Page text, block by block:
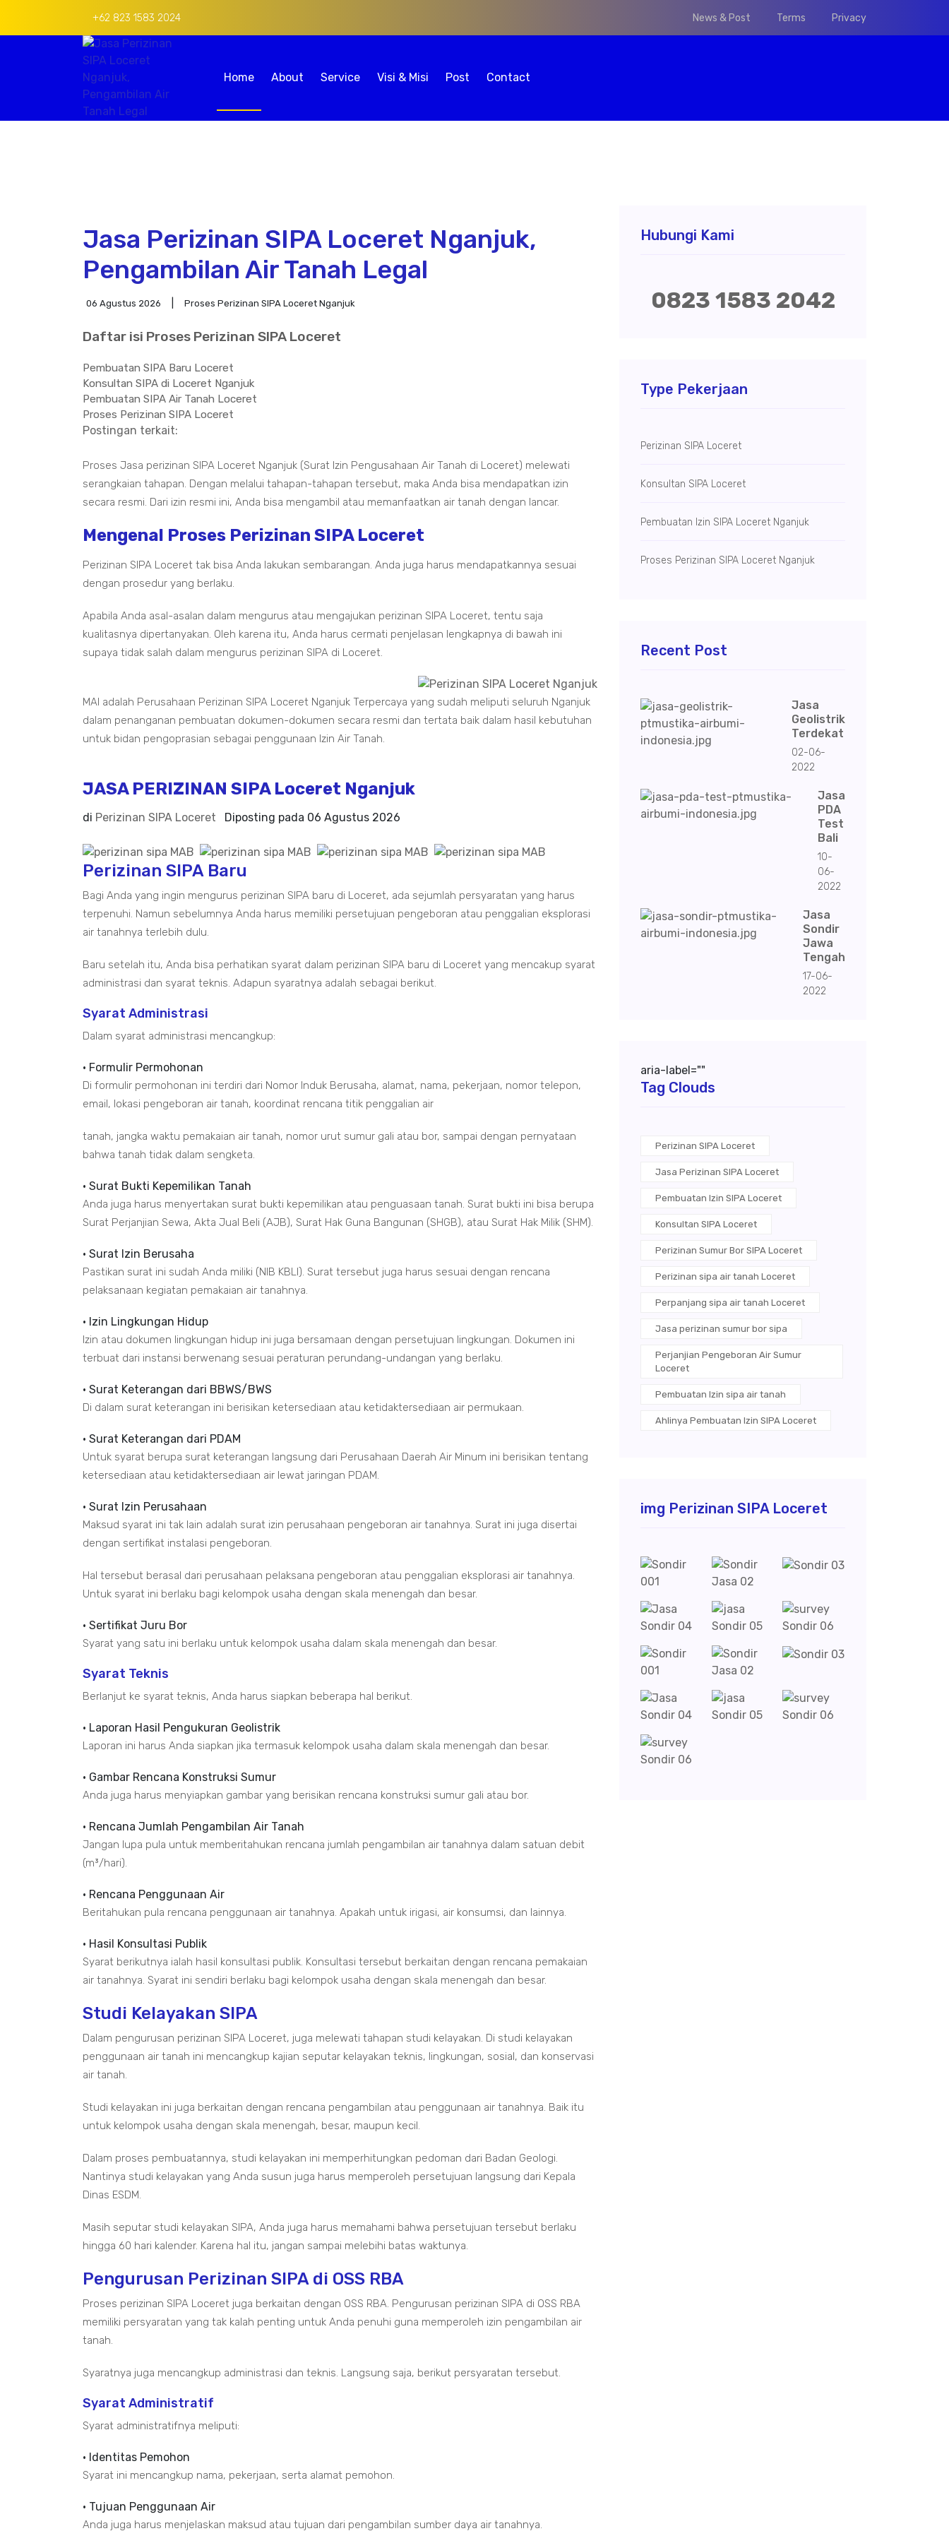
+62 823 1583 2024 News & Post Terms Privacy
Home About Service Visi & Misi Post Contact
Jasa Perizinan SIPA Loceret Nganjuk,
Pengambilan Air Tanah Legal
06 Agustus 2026 Proses Perizinan SIPA Loceret Nganjuk
Daftar isi Proses Perizinan SIPA Loceret
Pembuatan SIPA Baru Loceret
Konsultan SIPA di Loceret Nganjuk
Pembuatan SIPA Air Tanah Loceret
Proses Perizinan SIPA Loceret
Postingan terkait:
Proses Jasa perizinan SIPA Loceret Nganjuk (Surat Izin Pengusahaan Air Tanah di Loceret) melewati
serangkaian tahapan. Dengan melalui tahapan-tahapan tersebut, maka Anda bisa mendapatkan izin
secara resmi. Dari izin resmi ini, Anda bisa mengambil atau memanfaatkan air tanah dengan lancar.
Mengenal Proses Perizinan SIPA Loceret
Perizinan SIPA Loceret tak bisa Anda lakukan sembarangan. Anda juga harus mendapatkannya sesuai
dengan prosedur yang berlaku.
Apabila Anda asal-asalan dalam mengurus atau mengajukan perizinan SIPA Loceret, tentu saja
kualitasnya dipertanyakan. Oleh karena itu, Anda harus cermati penjelasan lengkapnya di bawah ini
supaya tidak salah dalam mengurus perizinan SIPA di Loceret.
MAI adalah Perusahaan Perizinan SIPA Loceret Nganjuk Terpercaya yang sudah meliputi seluruh Nganjuk
dalam penanganan pembuatan dokumen-dokumen secara resmi dan tertata baik dalam hasil kebutuhan
untuk bidan pengoprasian sebagai penggunaan Izin Air Tanah.
JASA PERIZINAN SIPA Loceret Nganjuk
di Perizinan SIPA Loceret Diposting pada 06 Agustus 2026
Perizinan SIPA Baru
Bagi Anda yang ingin mengurus perizinan SIPA baru di Loceret, ada sejumlah persyaratan yang harus
terpenuhi. Namun sebelumnya Anda harus memiliki persetujuan pengeboran atau penggalian eksplorasi
air tanahnya terlebih dulu.
Baru setelah itu, Anda bisa perhatikan syarat dalam perizinan SIPA baru di Loceret yang mencakup syarat
administrasi dan syarat teknis. Adapun syaratnya adalah sebagai berikut.
Syarat Administrasi
Dalam syarat administrasi mencangkup:
• Formulir Permohonan
Di formulir permohonan ini terdiri dari Nomor Induk Berusaha, alamat, nama, pekerjaan, nomor telepon,
email, lokasi pengeboran air tanah, koordinat rencana titik penggalian air
tanah, jangka waktu pemakaian air tanah, nomor urut sumur gali atau bor, sampai dengan pernyataan
bahwa tanah tidak dalam sengketa.
• Surat Bukti Kepemilikan Tanah
Anda juga harus menyertakan surat bukti kepemilikan atau penguasaan tanah. Surat bukti ini bisa berupa
Surat Perjanjian Sewa, Akta Jual Beli (AJB), Surat Hak Guna Bangunan (SHGB), atau Surat Hak Milik (SHM).
• Surat Izin Berusaha
Pastikan surat ini sudah Anda miliki (NIB KBLI). Surat tersebut juga harus sesuai dengan rencana
pelaksanaan kegiatan pemakaian air tanahnya.
• Izin Lingkungan Hidup
Izin atau dokumen lingkungan hidup ini juga bersamaan dengan persetujuan lingkungan. Dokumen ini
terbuat dari instansi berwenang sesuai peraturan perundang-undangan yang berlaku.
• Surat Keterangan dari BBWS/BWS
Di dalam surat keterangan ini berisikan ketersediaan atau ketidaktersediaan air permukaan.
• Surat Keterangan dari PDAM
Untuk syarat berupa surat keterangan langsung dari Perusahaan Daerah Air Minum ini berisikan tentang
ketersediaan atau ketidaktersediaan air lewat jaringan PDAM.
• Surat Izin Perusahaan
Maksud syarat ini tak lain adalah surat izin perusahaan pengeboran air tanahnya. Surat ini juga disertai
dengan sertifikat instalasi pengeboran.
Hal tersebut berasal dari perusahaan pelaksana pengeboran atau penggalian eksplorasi air tanahnya.
Untuk syarat ini berlaku bagi kelompok usaha dengan skala menengah dan besar.
• Sertifikat Juru Bor
Syarat yang satu ini berlaku untuk kelompok usaha dalam skala menengah dan besar.
Syarat Teknis
Berlanjut ke syarat teknis, Anda harus siapkan beberapa hal berikut.
• Laporan Hasil Pengukuran Geolistrik
Laporan ini harus Anda siapkan jika termasuk kelompok usaha dalam skala menengah dan besar.
• Gambar Rencana Konstruksi Sumur
Anda juga harus menyiapkan gambar yang berisikan rencana konstruksi sumur gali atau bor.
• Rencana Jumlah Pengambilan Air Tanah
Jangan lupa pula untuk memberitahukan rencana jumlah pengambilan air tanahnya dalam satuan debit
(m³/hari).
• Rencana Penggunaan Air
Beritahukan pula rencana penggunaan air tanahnya. Apakah untuk irigasi, air konsumsi, dan lainnya.
• Hasil Konsultasi Publik
Syarat berikutnya ialah hasil konsultasi publik. Konsultasi tersebut berkaitan dengan rencana pemakaian
air tanahnya. Syarat ini sendiri berlaku bagi kelompok usaha dengan skala menengah dan besar.
Studi Kelayakan SIPA
Dalam pengurusan perizinan SIPA Loceret, juga melewati tahapan studi kelayakan. Di studi kelayakan
penggunaan air tanah ini mencangkup kajian seputar kelayakan teknis, lingkungan, sosial, dan konservasi
air tanah.
Studi kelayakan ini juga berkaitan dengan rencana pengambilan atau penggunaan air tanahnya. Baik itu
untuk kelompok usaha dengan skala menengah, besar, maupun kecil.
Dalam proses pembuatannya, studi kelayakan ini memperhitungkan pedoman dari Badan Geologi.
Nantinya studi kelayakan yang Anda susun juga harus memperoleh persetujuan langsung dari Kepala
Dinas ESDM.
Masih seputar studi kelayakan SIPA, Anda juga harus memahami bahwa persetujuan tersebut berlaku
hingga 60 hari kalender. Karena hal itu, jangan sampai melebihi batas waktunya.
Pengurusan Perizinan SIPA di OSS RBA
Proses perizinan SIPA Loceret juga berkaitan dengan OSS RBA. Pengurusan perizinan SIPA di OSS RBA
memiliki persyaratan yang tak kalah penting untuk Anda penuhi guna memperoleh izin pengambilan air
tanah.
Syaratnya juga mencangkup administrasi dan teknis. Langsung saja, berikut persyaratan tersebut.
Syarat Administratif
Syarat administratifnya meliputi:
• Identitas Pemohon
Syarat ini mencangkup nama, pekerjaan, serta alamat pemohon.
• Tujuan Penggunaan Air
Anda juga harus menjelaskan maksud atau tujuan dari pengambilan sumber daya air tanahnya.
Hubungi Kami
0823 1583 2042
Type Pekerjaan
Perizinan SIPA Loceret
Konsultan SIPA Loceret
Pembuatan Izin SIPA Loceret Nganjuk
Proses Perizinan SIPA Loceret Nganjuk
Recent Post
Jasa
Geolistrik
Terdekat
02-06-
2022
Jasa
PDA
Test
Bali
10-
06-
2022
Jasa
Sondir
Jawa
Tengah
17-06-
2022
aria-label=""
Tag Clouds
Perizinan SIPA Loceret
Jasa Perizinan SIPA Loceret
Pembuatan Izin SIPA Loceret
Konsultan SIPA Loceret
Perizinan Sumur Bor SIPA Loceret
Perizinan sipa air tanah Loceret
Perpanjang sipa air tanah Loceret
Jasa perizinan sumur bor sipa
Perjanjian Pengeboran Air Sumur
Loceret
Pembuatan Izin sipa air tanah
Ahlinya Pembuatan Izin SIPA Loceret
img Perizinan SIPA Loceret